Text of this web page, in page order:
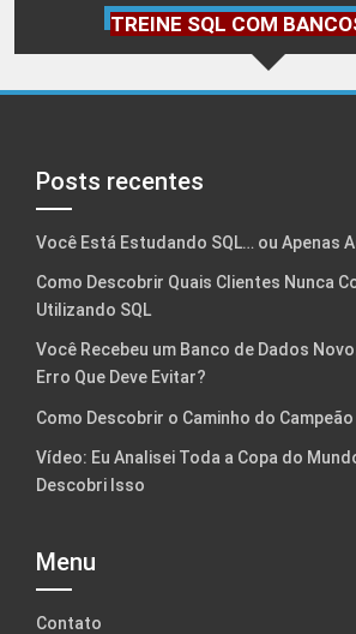
TREINE SQL COM
Posts recentes
Você Está Estudando SQL… ou Apenas
Como Descobrir Quais Clientes Nunca
Utilizando SQL
Você Recebeu um Banco de Dados
Erro Que Deve Evitar?
Como Descobrir o Caminho do
Vídeo: Eu Analisei Toda a Copa do
Descobri Isso
Menu
Contato